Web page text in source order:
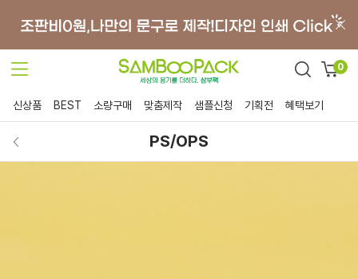
0
신상품 BEST 소량구매 맞춤제작 샘플신청 기획전 혜택보기
PS/OPS